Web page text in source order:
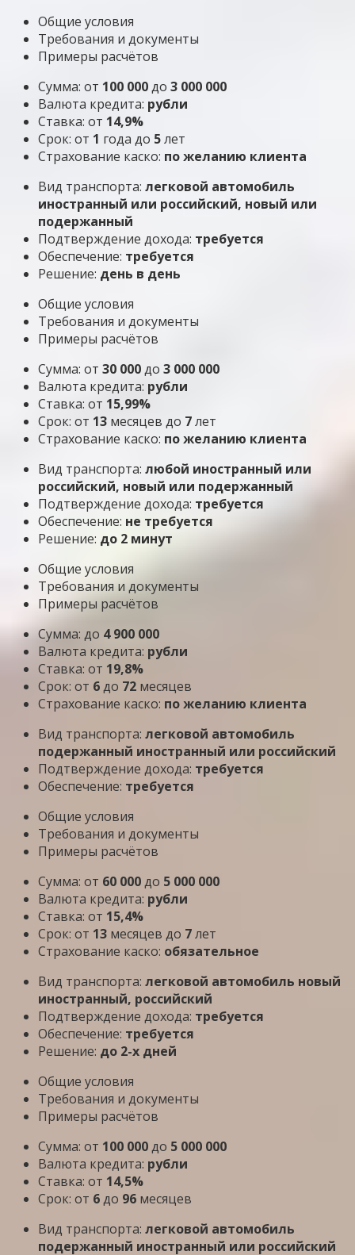
Общие условия
Требования и документы
Примеры расчётов
Сумма: от 100 000до 3 000 000
Валюта кредита: рубли
Ставка: от 14,9%
Срок: от 1 года до 5лет
Страхование каско: по желанию клиента
Вид транспорта: легковой автомобиль
иностранный или российский, новый или
подержанный
Подтверждение дохода: требуется
Обеспечение: требуется
Решение: день в день
Общие условия
Требования и документы
Примеры расчётов
Сумма: от 30 000до 3 000 000
Валюта кредита: рубли
Ставка: от 15,99%
Срок: от 13 месяцев до 7лет
Страхование каско: по желанию клиента
Вид транспорта: любой иностранный или
российский, новый или подержанный
Подтверждение дохода: требуется
Обеспечение: не требуется
Решение: до 2 минут
Общие условия
Требования и документы
Примеры расчётов
Сумма: до 4 900 000
Валюта кредита: рубли
Ставка: от 19,8%
Срок: от 6до 72 месяцев
Страхование каско: по желанию клиента
Вид транспорта: легковой автомобиль
подержанный иностранный или российский
Подтверждение дохода: требуется
Обеспечение: требуется
Общие условия
Требования и документы
Примеры расчётов
Сумма: от 60 000до 5 000 000
Валюта кредита: рубли
Ставка: от 15,4%
Срок: от 13 месяцев до 7лет
Страхование каско: обязательное
Вид транспорта: легковой автомобиль новый
иностранный, российский
Подтверждение дохода: требуется
Обеспечение: требуется
Решение: до 2-х дней
Общие условия
Требования и документы
Примеры расчётов
Сумма: от 100 000до 5 000 000
Валюта кредита: рубли
Ставка: от 14,5%
Срок: от 6до 96 месяцев
Вид транспорта: легковой автомобиль
подержанный иностранный или российский